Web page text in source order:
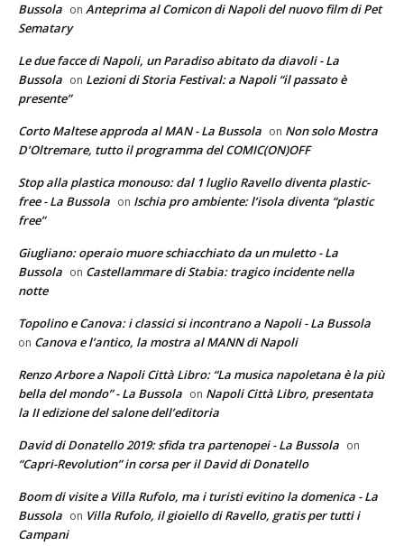
Bussola on Anteprima al Comicon di Napoli del nuovo film di Pet
Sematary
Le due facce di Napoli, un Paradiso abitato da diavoli - La
Bussola on Lezioni di Storia Festival: a Napoli “il passato è
presente”
Corto Maltese approda al MAN - La Bussola on Non solo Mostra
D’Oltremare, tutto il programma del COMIC(ON)OFF
Stop alla plastica monouso: dal 1 luglio Ravello diventa plastic-
free - La Bussola on Ischia pro ambiente: l’isola diventa “plastic
free”
Giugliano: operaio muore schiacchiato da un muletto - La
Bussola on Castellammare di Stabia: tragico incidente nella
notte
Topolino e Canova: i classici si incontrano a Napoli - La Bussola
on Canova e l’antico, la mostra al MANN di Napoli
Renzo Arbore a Napoli Città Libro: “La musica napoletana è la più
bella del mondo” - La Bussola on Napoli Città Libro, presentata
la II edizione del salone dell’editoria
David di Donatello 2019: sfida tra partenopei - La Bussola on
“Capri-Revolution” in corsa per il David di Donatello
Boom di visite a Villa Rufolo, ma i turisti evitino la domenica - La
Bussola on Villa Rufolo, il gioiello di Ravello, gratis per tutti i
Campani